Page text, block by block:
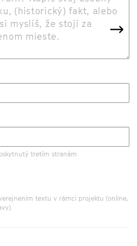
→
tretím stranám
textu v rámci projektu (online,